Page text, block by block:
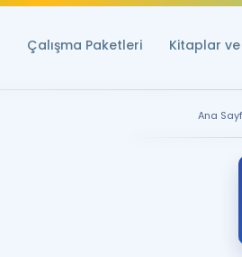
Çalışma Paketleri Kitaplar
Ana